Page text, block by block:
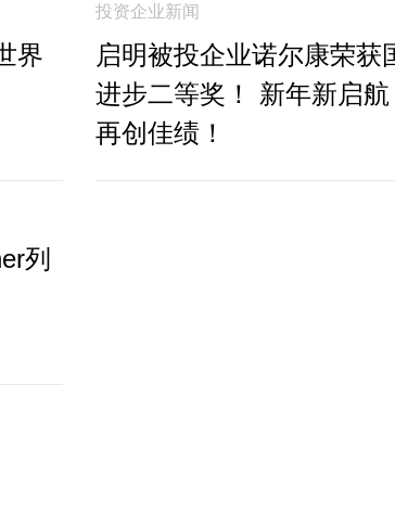
界
投资企业新闻
启明被投企业诺尔康荣获
进步二等奖！ 新年新启
再创佳绩！
列